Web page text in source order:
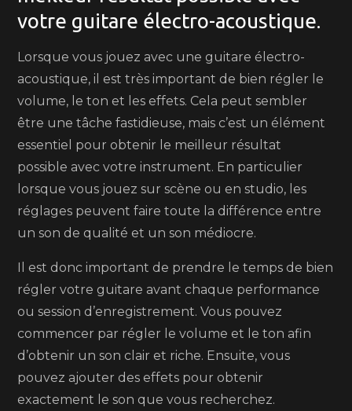
votre guitare électro-acoustique.
Lorsque vous jouez avec une guitare électro-
acoustique, il est très important de bien régler le
volume, le ton et les effets. Cela peut sembler
être une tâche fastidieuse, mais c’est un élément
essentiel pour obtenir le meilleur résultat
possible avec votre instrument. En particulier
lorsque vous jouez sur scène ou en studio, les
réglages peuvent faire toute la différence entre
un son de qualité et un son médiocre.
Il est donc important de prendre le temps de bien
régler votre guitare avant chaque performance
ou session d’enregistrement. Vous pouvez
commencer par régler le volume et le ton afin
d’obtenir un son clair et riche. Ensuite, vous
pouvez ajouter des effets pour obtenir
exactement le son que vous recherchez.